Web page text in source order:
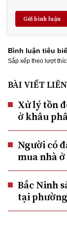
Gửi bình luận
Bình luận tiêu
Sắp xếp theo lượt
BÀI VIẾT
Xử lý tồn
ở khâu
Người có
mua nhà
Bắc Ninh
tại